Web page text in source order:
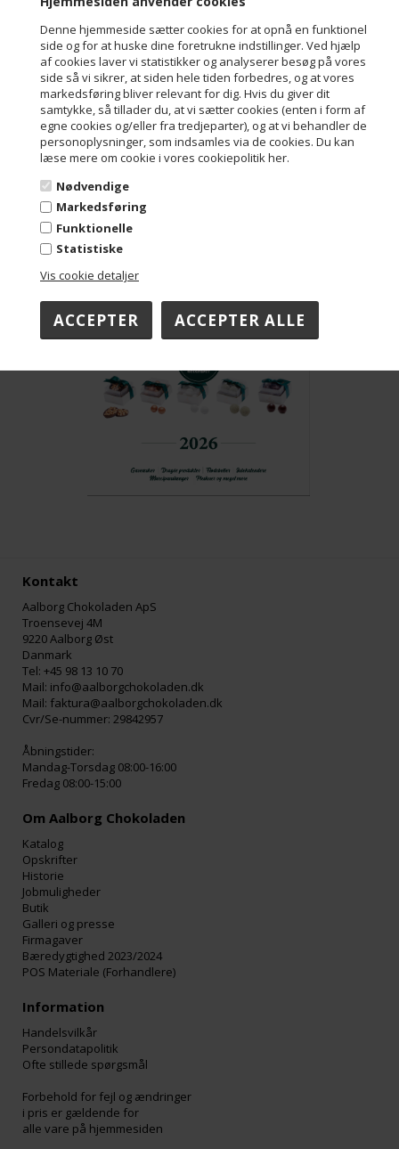
Denne hjemmeside sætter cookies for at opnå en funktionel
side og for at huske dine foretrukne indstillinger. Ved hjælp
af cookies laver vi statistikker og analyserer besøg på vores
side så vi sikrer, at siden hele tiden forbedres, og at vores
markedsføring bliver relevant for dig. Hvis du giver dit
samtykke, så tillader du, at vi sætter cookies (enten i form af
egne cookies og/eller fra tredjeparter), og at vi behandler de
personoplysninger, som indsamles via de cookies. Du kan
læse mere om cookie i vores cookiepolitik her.
Nødvendige
Markedsføring
Funktionelle
Statistiske
Vis cookie detaljer
Kontakt
Aalborg Chokoladen ApS
Troensevej 4M
9220 Aalborg Øst
Danmark
Tel: +45 98 13 10 70
Mail: info@aalborgchokoladen.dk
Mail: faktura@aalborgchokoladen.dk
Cvr/Se-nummer: 29842957
Åbningstider:
Mandag-Torsdag 08:00-16:00
Fredag 08:00-15:00
Om Aalborg Chokoladen
Katalog
Opskrifter
Historie
Jobmuligheder
Butik
Galleri og presse
Firmagaver
Bæredygtighed 2023/2024
POS Materiale (Forhandlere)
Information
Handelsvilkår
Persondatapolitik
Ofte stillede spørgsmål
Forbehold for fejl og ændringer
i pris er gældende for
alle vare på hjemmesiden